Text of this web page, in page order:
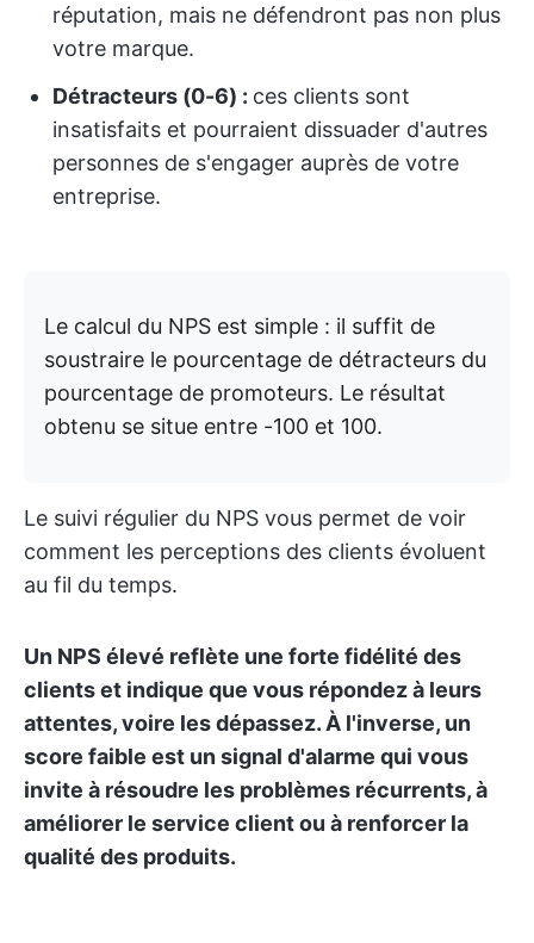
réputation, mais ne défendront pas non plus
votre marque.
Détracteurs (0-6) : ces clients sont
insatisfaits et pourraient dissuader d'autres
personnes de s'engager auprès de votre
entreprise.
Le calcul du NPS est simple : il suffit de
soustraire le pourcentage de détracteurs du
pourcentage de promoteurs. Le résultat
obtenu se situe entre -100 et 100.
Le suivi régulier du NPS vous permet de voir
comment les perceptions des clients évoluent
au fil du temps.
Un NPS élevé reflète une forte fidélité des
clients et indique que vous répondez à leurs
attentes, voire les dépassez. À l'inverse, un
score faible est un signal d'alarme qui vous
invite à résoudre les problèmes récurrents, à
améliorer le service client ou à renforcer la
qualité des produits.